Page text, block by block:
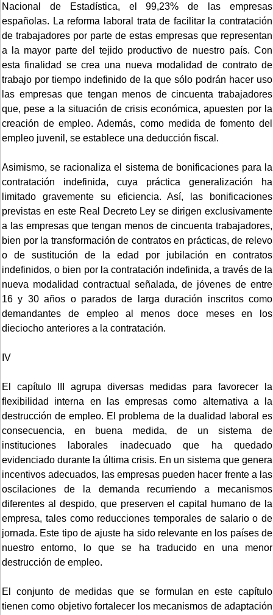
Nacional de Estadística, el 99,23% de las empresas
españolas. La reforma laboral trata de facilitar la contratación
de trabajadores por parte de estas empresas que representan
a la mayor parte del tejido productivo de nuestro país. Con
esta finalidad se crea una nueva modalidad de contrato de
trabajo por tiempo indefinido de la que sólo podrán hacer uso
las empresas que tengan menos de cincuenta trabajadores
que, pese a la situación de crisis económica, apuesten por la
creación de empleo. Además, como medida de fomento del
empleo juvenil, se establece una deducción fiscal.
Asimismo, se racionaliza el sistema de bonificaciones para la
contratación indefinida, cuya práctica generalización ha
limitado gravemente su eficiencia. Así, las bonificaciones
previstas en este Real Decreto Ley se dirigen exclusivamente
a las empresas que tengan menos de cincuenta trabajadores,
bien por la transformación de contratos en prácticas, de relevo
o de sustitución de la edad por jubilación en contratos
indefinidos, o bien por la contratación indefinida, a través de la
nueva modalidad contractual señalada, de jóvenes de entre
16 y 30 años o parados de larga duración inscritos como
demandantes de empleo al menos doce meses en los
dieciocho anteriores a la contratación.
IV
El capítulo III agrupa diversas medidas para favorecer la
flexibilidad interna en las empresas como alternativa a la
destrucción de empleo. El problema de la dualidad laboral es
consecuencia, en buena medida, de un sistema de
instituciones laborales inadecuado que ha quedado
evidenciado durante la última crisis. En un sistema que genera
incentivos adecuados, las empresas pueden hacer frente a las
oscilaciones de la demanda recurriendo a mecanismos
diferentes al despido, que preserven el capital humano de la
empresa, tales como reducciones temporales de salario o de
jornada. Este tipo de ajuste ha sido relevante en los países de
nuestro entorno, lo que se ha traducido en una menor
destrucción de empleo.
El conjunto de medidas que se formulan en este capítulo
tienen como objetivo fortalecer los mecanismos de adaptación